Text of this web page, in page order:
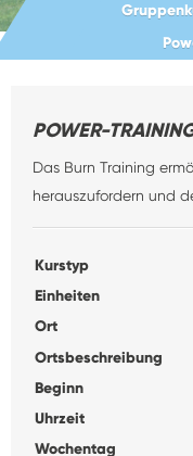
POWER-
Das Burn Training
herauszufordern und
Kurstyp
Einheiten
Ort
Ortsbeschreibung
Beginn
Uhrzeit
Wochentag